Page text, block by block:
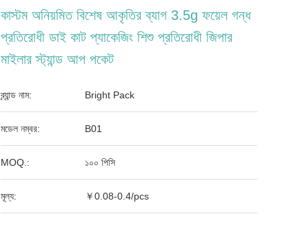
কাস্টম অনিয়মিত বিশেষ আকৃতির ব্যাগ 3.5g ফয়েল গন্ধ
প্রতিরোধী ডাই কাট প্যাকেজিং শিশু প্রতিরোধী জিপার
মাইলার স্ট্যান্ড আপ পকেট
ব্র্যান্ড নাম: Bright Pack
মডেল নম্বর: B01
MOQ.: ১০০ পিসি
মূল্য: ￥0.08-0.4/pcs